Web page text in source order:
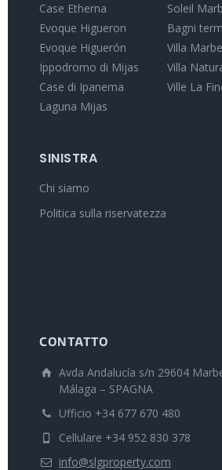
Case Etherna
Evoque Higueron
Evoque Higuerón
Ippodromo di Mijas
Case di Ipanema
Laguna Mijas
Soleil
Bagni
Villa
Villa
Ville La
SINISTRA
Chi siamo
Politica sulla riservatezza
CONTATTO
Avda Andalucía s/n 29604
Málaga – SPAGNA
Ufficio +34 677 670 480
Cellulare +34 952 830 378
info@slgproperty.com